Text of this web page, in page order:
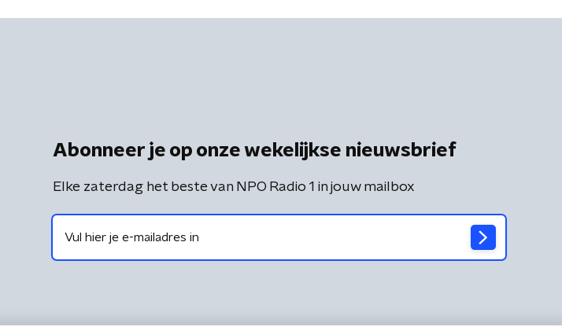
Abonneer je op onze wekelijkse nieuwsbrief
Elke zaterdag het beste van NPO Radio 1 in jouw mailbox